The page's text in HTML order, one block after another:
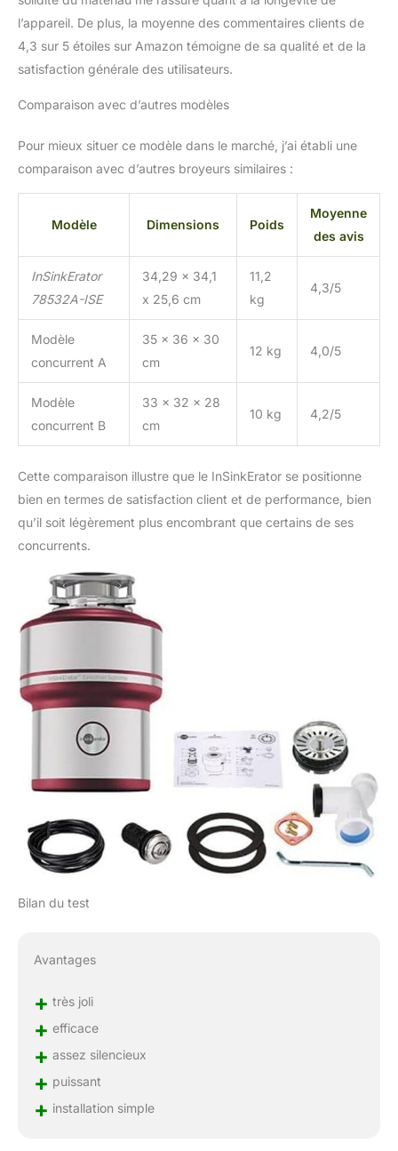
l’appareil. De plus, la moyenne des commentaires clients de
4,3 sur 5 étoiles sur Amazon témoigne de sa qualité et de la
satisfaction générale des utilisateurs.
Comparaison avec d’autres modèles
Pour mieux situer ce modèle dans le marché, j’ai établi une
comparaison avec d’autres broyeurs similaires :
Modèle Dimensions Poids
Moyenne
des avis
InSinkErator
78532A-ISE
34,29 x 34,1
x 25,6 cm
11,2
kg
4,3/5
Modèle
concurrent A
35 x 36 x 30
cm
12 kg 4,0/5
Modèle
concurrent B
33 x 32 x 28
cm
10 kg 4,2/5
Cette comparaison illustre que le InSinkErator se positionne
bien en termes de satisfaction client et de performance, bien
qu’il soit légèrement plus encombrant que certains de ses
concurrents.
Bilan du test
Avantages
+ très joli
+ efficace
+ assez silencieux
+ puissant
+ installation simple